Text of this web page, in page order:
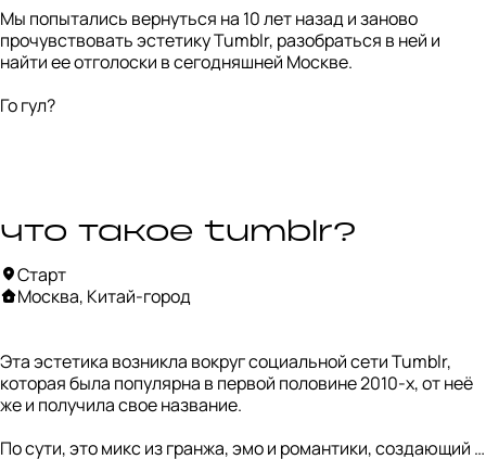
Мы попытались вернуться на 10 лет назад и заново
прочувствовать эстетику Tumblr, разобраться в ней и
найти ее отголоски в сегодняшней Москве.
Го гул?
что такое tumblr?
Старт
Москва, Китай-город
Эта эстетика возникла вокруг социальной сети Tumblr,
которая была популярна в первой половине 2010-х, от неё
же и получила свое название.
По сути, это микс из гранжа, эмо и романтики, создающий